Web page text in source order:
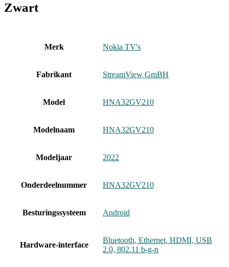
Zwart
Merk ‎Nokia TV's
Fabrikant ‎StreamView GmBH
Model ‎HNA32GV210
Modelnaam ‎HNA32GV210
Modeljaar ‎2022
Onderdeelnummer ‎HNA32GV210
Besturingssysteem ‎Android
Hardware-interface
‎Bluetooth, Ethernet, HDMI, USB
2.0, 802.11 b-g-n